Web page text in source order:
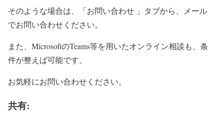
そのような場合は、「お問い合わせ 」タブから、メール
でお問い合わせください。
また、MicrosoftのTeams等を用いたオンライン相談も、条
件が整えば可能です。
お気軽にお問い合わせください。
共有: